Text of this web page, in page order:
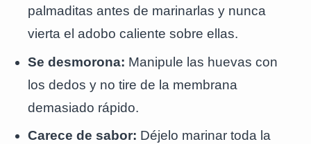
palmaditas antes de marinarlas y nunca
vierta el adobo caliente sobre ellas.
Se desmorona: Manipule las huevas con
los dedos y no tire de la membrana
demasiado rápido.
Carece de sabor: Déjelo marinar toda la